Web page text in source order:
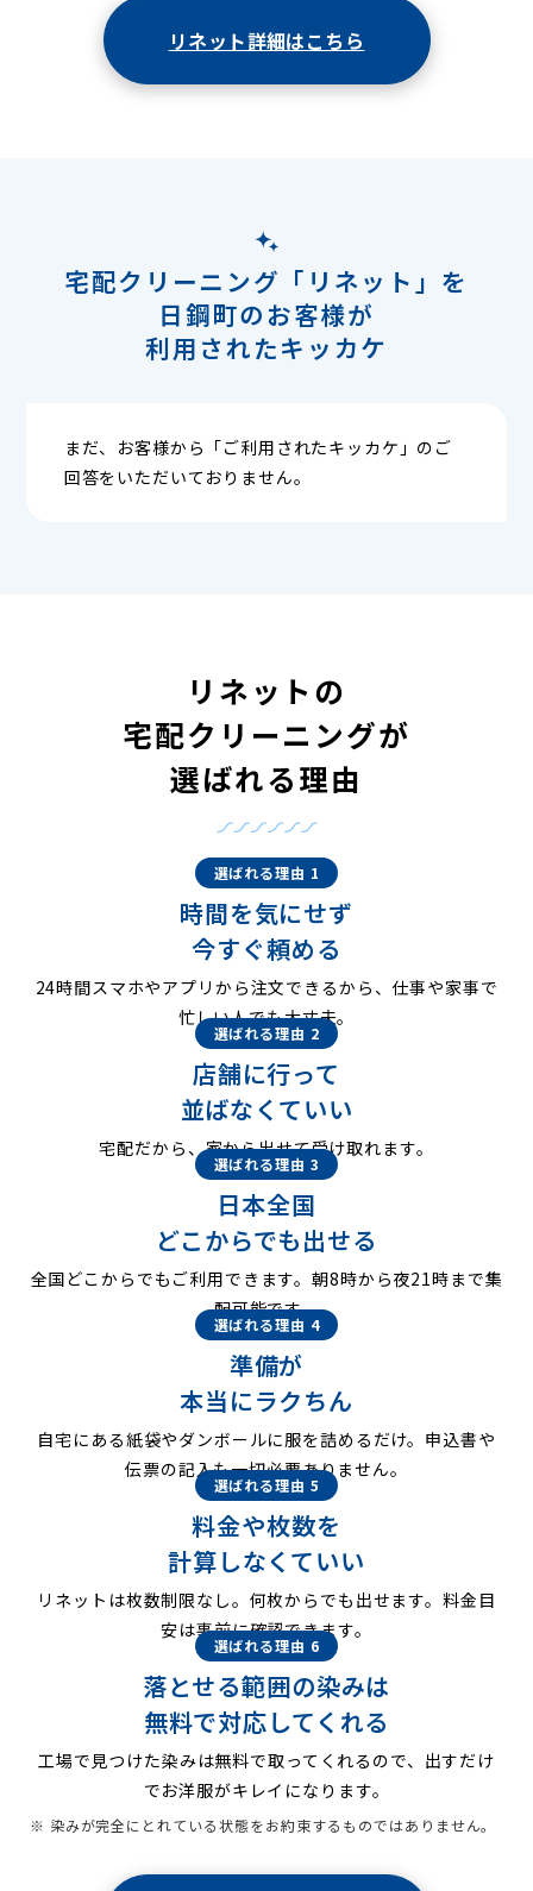
リネット詳細はこちら
宅配クリーニング「リネット」を
日鋼町のお客様が
利用されたキッカケ
まだ、お客様から「ご利用されたキッカケ」のご
回答をいただいておりません。
リネットの
宅配クリーニングが
選ばれる理由
選ばれる理由 1
時間を気にせず
今すぐ頼める
24時間スマホやアプリから注文できるから、仕事や家事で
忙しい人でも大丈夫。
選ばれる理由 2
店舗に行って
並ばなくていい
宅配だから、家から出せて受け取れます。
選ばれる理由 3
日本全国
どこからでも出せる
全国どこからでもご利用できます。朝8時から夜21時まで集
配可能です。
選ばれる理由 4
準備が
本当にラクちん
自宅にある紙袋やダンボールに服を詰めるだけ。申込書や
伝票の記入も一切必要ありません。
選ばれる理由 5
料金や枚数を
計算しなくていい
リネットは枚数制限なし。何枚からでも出せます。料金目
安は事前に確認できます。
選ばれる理由 6
落とせる範囲の染みは
無料で対応してくれる
工場で見つけた染みは無料で取ってくれるので、出すだけ
でお洋服がキレイになります。
※ 染みが完全にとれている状態をお約束するものではありません。